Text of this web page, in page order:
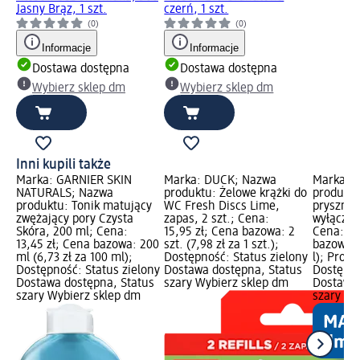
Jasny Brąz, 1 szt.
(0)
Informacje
Dostawa dostępna
Wybierz sklep dm
czerń, 1 szt.
(0)
Informacje
Dostawa dostępna
Wybierz sklep dm
Inni kupili także
Marka: GARNIER SKIN
NATURALS; Nazwa
produktu: Tonik matujący
zwężający pory Czysta
Skóra, 200 ml; Cena:
13,45 zł; Cena bazowa: 200
ml (6,73 zł za 100 ml);
Dostępność: Status zielony
Dostawa dostępna, Status
szary Wybierz sklep dm
Marka: DUCK; Nazwa
produktu: Żelowe krążki do
WC Fresh Discs Lime,
zapas, 2 szt.; Cena:
15,95 zł; Cena bazowa: 2
szt. (7,98 zł za 1 szt.);
Dostępność: Status zielony
Dostawa dostępna, Status
szary Wybierz sklep dm
Marka:
prysznic
Cena:
bazowa:
l);
szary